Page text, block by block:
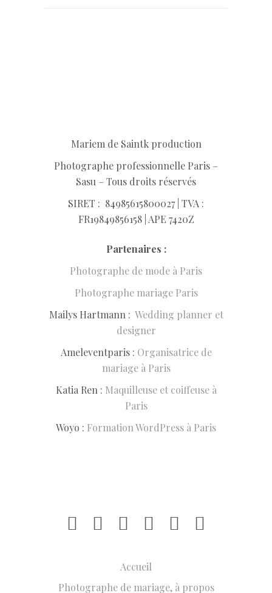
Mariem de Saintk production
Photographe professionnelle Paris –
Sasu – Tous droits réservés
SIRET : 84985615800027 | TVA :
FR19849856158 | APE 7420Z
Partenaires :
Photographe de mode à Paris
Photographe mariage Paris
Mailys Hartmann : Wedding planner et
designer
Ameleventparis : Organisatrice de
mariage à Paris
Katia Ren : Maquilleuse et coiffeuse à
Paris
Woyo : Formation WordPress à Paris
Accueil
Photographe de mariage, à propos